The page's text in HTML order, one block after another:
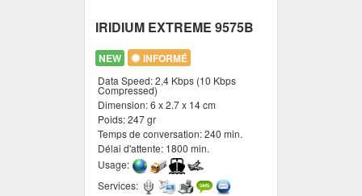
IRIDIUM EXTREME 9575B
NEW INFORMÉ
Data Speed:2,4 Kbps (10 Kbps
Compressed)
Dimension:6 x 2.7 x 14 cm
Poids:247 gr
Temps de conversation:240 min.
Délai d'attente: 1800 min.
Usage:
Services: